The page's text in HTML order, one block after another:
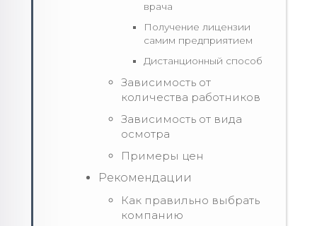
врача
Получение лицензии
самим предприятием
Дистанционный способ
Зависимость от
количества работников
Зависимость от вида
осмотра
Примеры цен
Рекомендации
Как правильно выбрать
компанию